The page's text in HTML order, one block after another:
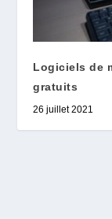
Logiciels de
gratuits
26 juillet 2021